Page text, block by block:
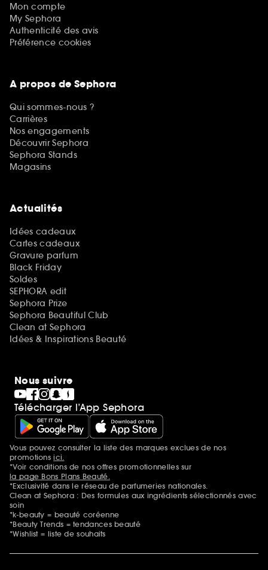
Mon compte
My Sephora
Authenticité des avis
Préférence cookies
A propos de Sephora
Qui sommes-nous ?
Carrières
Nos engagements
Découvrir Sephora
Sephora Stands
Magasins
Actualités
Idées cadeaux
Cartes cadeaux
Gravure parfum
Black Friday
Soldes
SEPHORA edit
Sephora Prize
Sephora Beautiful Club
Clean at Sephora
Idées & Inspirations Beauté
Nous suivre
Télécharger l’App Sephora
Mentions additionnelles
Vous pouvez consulter la liste des marques exclues de nos
promotionsici.
*Voir conditions de nos offres promotionnelles sur
la page Bons Plans Beauté.
*Exclusivité dans le réseau de parfumeries nationales.
Clean at Sephora : Des formules aux ingrédients sélectionnés avec
soin
*k-beauty = beauté coréenne
*Beauty Trends = tendances beauté
*Wishlist = liste de souhaits